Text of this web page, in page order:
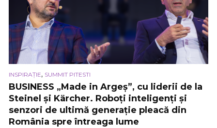
INSPIRAȚIE, SUMMIT PITESTI
BUSINESS „Made in Argeș”, cu liderii de la
Steinel și Kärcher. Roboți inteligenți și
senzori de ultimă generație pleacă din
România spre întreaga lume